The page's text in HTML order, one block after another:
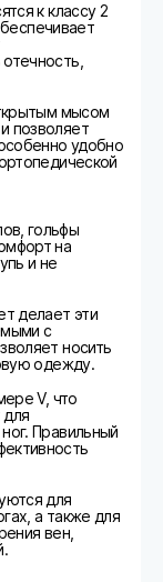
к классу 2
мысом
позволяет
удобно
гольфы
на
и не
делает эти
с
носить
одежду.
V, что
Правильный
для
а также для
вен,